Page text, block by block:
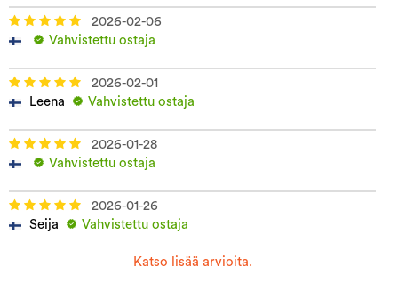
2026-02-06
Vahvistettu ostaja
2026-02-01
Leena
Vahvistettu ostaja
2026-01-28
Vahvistettu ostaja
2026-01-26
Seija
Vahvistettu ostaja
Katso lisää arvioita.